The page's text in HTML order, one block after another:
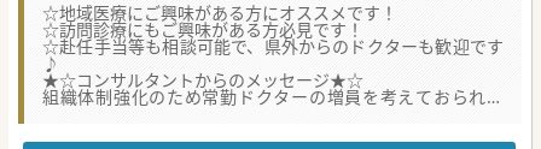
☆地域医療にご興味がある方にオススメです！
☆訪問診療にもご興味がある方必見です！
☆赴任手当等も相談可能で、県外からのドクターも歓迎です
♪
★☆コンサルタントからのメッセージ★☆
組織体制強化のため常勤ドクターの増員を考えておられま
す。